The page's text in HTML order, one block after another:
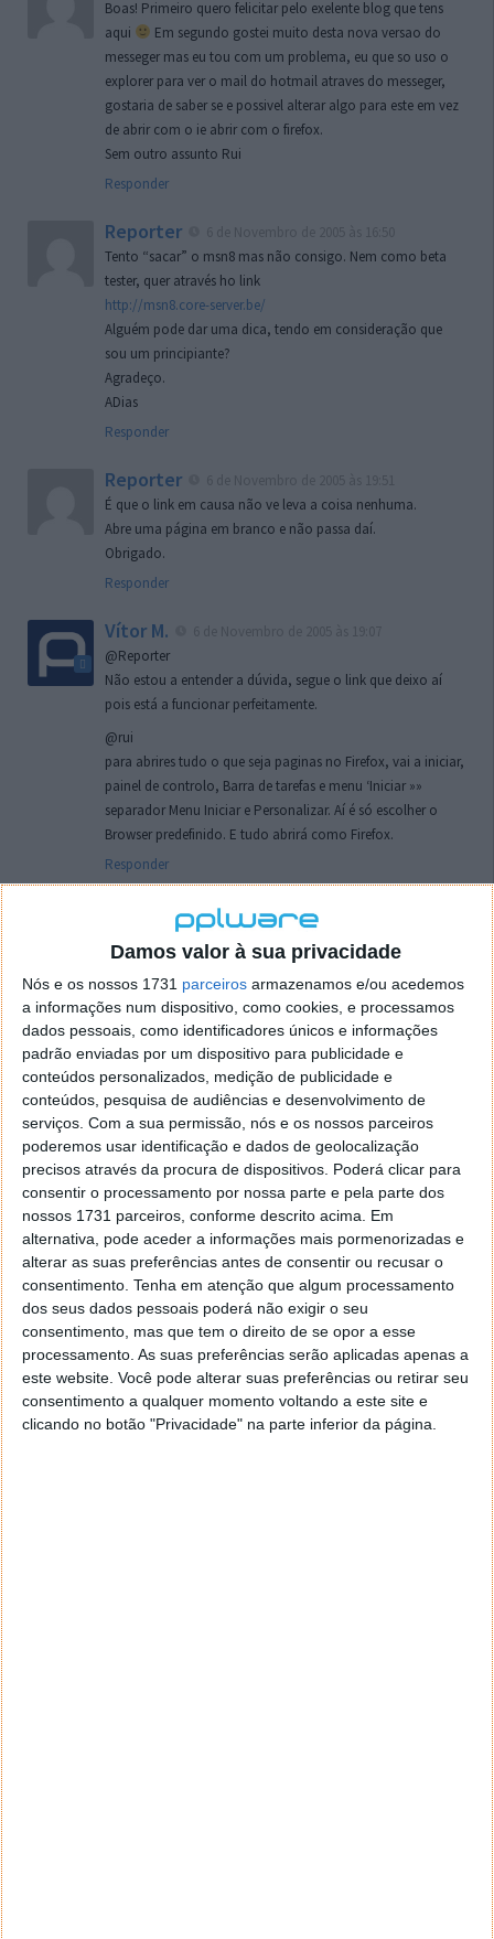
Damos valor à sua privacidade
Nós e os nossos 1731 parceiros armazenamos e/ou acedemos
a informações num dispositivo, como cookies, e processamos
dados pessoais, como identificadores únicos e informações
padrão enviadas por um dispositivo para publicidade e
conteúdos personalizados, medição de publicidade e
conteúdos, pesquisa de audiências e desenvolvimento de
serviços. Com a sua permissão, nós e os nossos parceiros
poderemos usar identificação e dados de geolocalização
precisos através da procura de dispositivos. Poderá clicar para
consentir o processamento por nossa parte e pela parte dos
nossos 1731 parceiros, conforme descrito acima. Em
alternativa, pode aceder a informações mais pormenorizadas e
alterar as suas preferências antes de consentir ou recusar o
consentimento. Tenha em atenção que algum processamento
dos seus dados pessoais poderá não exigir o seu
consentimento, mas que tem o direito de se opor a esse
processamento. As suas preferências serão aplicadas apenas a
este website. Você pode alterar suas preferências ou retirar seu
consentimento a qualquer momento voltando a este site e
clicando no botão "Privacidade" na parte inferior da página.
Boas! Primeiro quero felicitar pelo exelente blog que tens
aqui
Em segundo gostei muito desta nova versao do
messeger mas eu tou com um problema, eu que so uso o
explorer para ver o mail do hotmail atraves do messeger,
gostaria de saber se e possivel alterar algo para este em vez
de abrir com o ie abrir com o firefox.
Sem outro assunto Rui
Responder
Reporter
Tento “sacar” o msn8 mas não consigo. Nem como beta
tester, quer através ho link
http://msn8.core-server.be/
Alguém pode dar uma dica, tendo em consideração que
sou um principiante?
Agradeço.
ADias
Responder
Reporter
É que o link em causa não ve leva a coisa nenhuma.
Abre uma página em branco e não passa daí.
Obrigado.
Responder
Vítor M.
@Reporter
Não estou a entender a dúvida, segue o link que deixo aí
pois está a funcionar perfeitamente.
@rui
para abrires tudo o que seja paginas no Firefox, vai a iniciar,
painel de controlo, Barra de tarefas e menu ‘Iniciar »»
separador Menu Iniciar e Personalizar. Aí é só escolher o
Browser predefinido. E tudo abrirá como Firefox.
Responder
7 de Novembro de 2005 às 02:26
Boas outra vez. Desculpa tar te a chatear mas na
localizaçao referida n se encontra la nada k me permita por
o firefox como browser predefenido
Ja percorri o painel
de control tudo e nada. Tou a comecar a desesperar, ate ja
tentei apagar o explorer na tentativa de forçar o uso do
firefox mas em vao. Kaso te lembres de outra dica fico
agradecido, caso contrario obrigado a mesma
Responder
Vítor M.
7 de Novembro de 2005 às 01:39
Desculpa mas o link funciona. Seja como for segue por mail
o MSn Messenger 8.
Responder
Vítor M.
7 de Novembro de 2005 às 11:21
@Rui
Tens de encontrar o que te falei. Faz da seguinte maneira,
janela iniciar e no topo dessa janela com o botão direito do
rato faz propriedades. Depois no separador Menu ‘Iniciar’
clica no botão ‘Personalizar’ aí encontrarás no separador